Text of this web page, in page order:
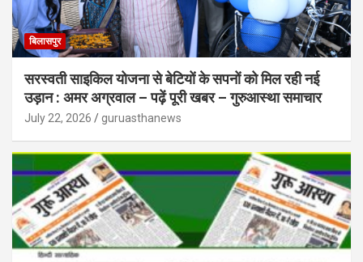
बिलासपुर
सरस्वती साइकिल योजना से बेटियों के सपनों को मिल रही नई
उड़ान : अमर अग्रवाल – पढ़ें पूरी खबर – गुरुआस्था समाचार
July 22, 2026 guruasthanews